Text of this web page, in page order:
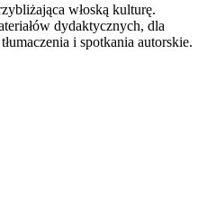
włoską kulturę.
dydaktycznych, dla
i spotkania autorskie.